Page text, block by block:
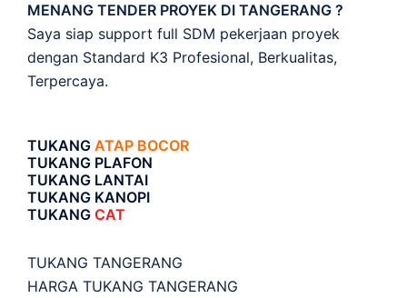
MENANG TENDER PROYEK DI TANGERANG ?
Saya siap support full SDM pekerjaan proyek
dengan Standard K3 Profesional, Berkualitas,
Terpercaya.
TUKANG ATAP BOCOR
TUKANG PLAFON
TUKANG LANTAI
TUKANG KANOPI
TUKANG CAT
TUKANG TANGERANG
HARGA TUKANG TANGERANG